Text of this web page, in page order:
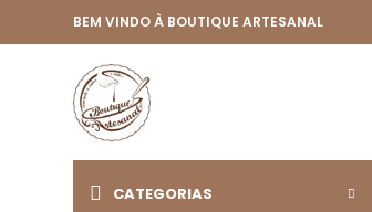
BEM VINDO À BOUTIQUE ARTESANAL
CATEGORIAS